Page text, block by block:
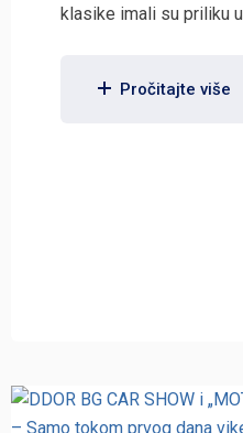
klasike imali su priliku
Pročitajte više